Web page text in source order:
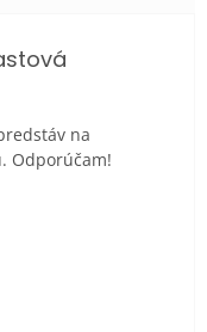
z 5 hviezdičiek.
na
Odporúčam!
z 5 hviezdičiek.